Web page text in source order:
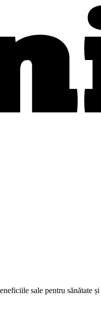
sale pentru sănătate